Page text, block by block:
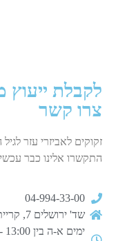
לקבלת
צרו קשר
זקוקים לאביזרי עזר
התקשרו אלינו כבר
04-994-33-00
שד' ירושלים 7, קריית ים